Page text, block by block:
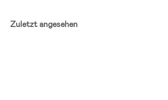
Zuletzt angesehen